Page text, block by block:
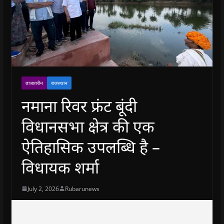
ताजातरीन राजस्थान
नमाना रिवर फ्रंट बूंदी
विधानसभा क्षेत्र की एक
ऐतिहासिक उपलब्धि है –
विधायक शर्मा
July 2, 2026 Rubarunews